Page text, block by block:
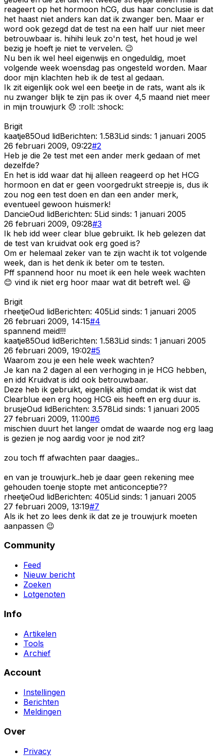
reageert op het hormoon hCG, dus haar conclusie is dat
het haast niet anders kan dat ik zwanger ben. Maar er
word ook gezegd dat de test na een half uur niet meer
betrouwbaar is. hihihi leuk zo'n test, het houd je wel
bezig je hoeft je niet te vervelen. 😉
Nu ben ik wel heel eigenwijs en ongeduldig, moet
volgende week woensdag pas ongesteld worden. Maar
door mijn klachten heb ik de test al gedaan.
Ik zit eigenlijk ook wel een beetje in de rats, want als ik
nu zwanger blijk te zijn pas ik over 4,5 maand niet meer
in mijn trouwjurk 😞 :roll: :shock:
Brigit
kaatje85Oud lidBerichten: 1.583Lid sinds: 1 januari 2005
26 februari 2009, 09:22#2
Heb je die 2e test met een ander merk gedaan of met
dezelfde?
En het is idd waar dat hij alleen reageerd op het HCG
hormoon en dat er geen voorgedrukt streepje is, dus ik
zou nog een test doen en dan een ander merk,
eventueel gewoon huismerk!
DancieOud lidBerichten: 5Lid sinds: 1 januari 2005
26 februari 2009, 09:28#3
Ik heb idd weer clear blue gebruikt. Ik heb gelezen dat
de test van kruidvat ook erg goed is?
Om er helemaal zeker van te zijn wacht ik tot volgende
week, dan is het denk ik beter om te testen.
Pff spannend hoor nu moet ik een hele week wachten
😊 vind ik niet erg hoor maar wat dit betreft wel. 😃
Brigit
rheetjeOud lidBerichten: 405Lid sinds: 1 januari 2005
26 februari 2009, 14:15#4
spannend meid!!!
kaatje85Oud lidBerichten: 1.583Lid sinds: 1 januari 2005
26 februari 2009, 19:02#5
Waarom zou je een hele week wachten?
Je kan na 2 dagen al een verhoging in je HCG hebben,
en idd Kruidvat is idd ook betrouwbaar.
Deze heb ik gebruikt, eigenlijk altijd omdat ik wist dat
Clearblue een erg hoog HCG eis heeft en erg duur is.
brusjeOud lidBerichten: 3.578Lid sinds: 1 januari 2005
27 februari 2009, 11:00#6
mischien duurt het langer omdat de waarde nog erg laag
is gezien je nog aardig voor je nod zit?
zou toch ff afwachten paar daagjes..
en van je trouwjurk..heb je daar geen rekening mee
gehouden toenje stopte met anticonceptie??
rheetjeOud lidBerichten: 405Lid sinds: 1 januari 2005
27 februari 2009, 13:19#7
Als ik het zo lees denk ik dat ze je trouwjurk moeten
aanpassen 😉
Community
Feed
Nieuw bericht
Zoeken
Lotgenoten
Info
Artikelen
Tools
Archief
Account
Instellingen
Berichten
Meldingen
Over
Privacy